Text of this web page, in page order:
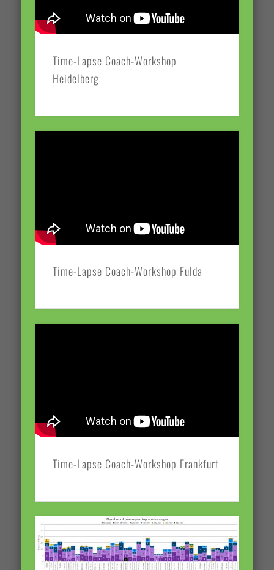
Time-Lapse Coach-Workshop
Heidelberg
Time-Lapse Coach-Workshop Fulda
Time-Lapse Coach-Workshop Frankfurt